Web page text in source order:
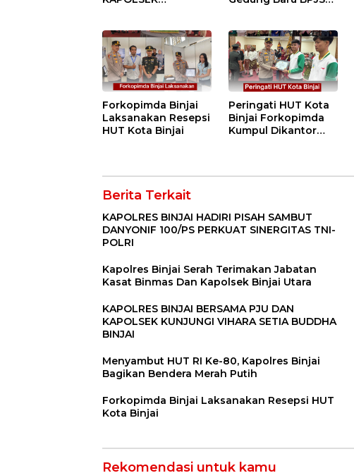
BINJAI
Perlindungan
Menyeluruh bagi
Pekerja”
Forkopimda Binjai
Laksanakan Resepsi
HUT Kota Binjai
Peringati HUT Kota
Binjai Forkopimda
Kumpul Dikantor
Berita Terkait
KAPOLRES BINJAI HADIRI PISAH SAMBUT
DANYONIF 100/PS PERKUAT SINERGITAS TNI-
POLRI
Kapolres Binjai Serah Terimakan Jabatan
Kasat Binmas Dan Kapolsek Binjai Utara
KAPOLRES BINJAI BERSAMA PJU DAN
KAPOLSEK KUNJUNGI VIHARA SETIA BUDDHA
BINJAI
Menyambut HUT RI Ke-80, Kapolres Binjai
Bagikan Bendera Merah Putih
Forkopimda Binjai Laksanakan Resepsi HUT
Kota Binjai
Rekomendasi untuk kamu